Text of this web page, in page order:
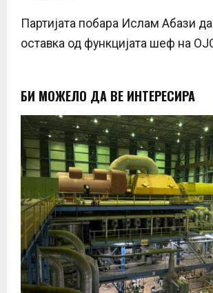
Партијата побара Ислам Абази
оставка од функцијата шеф на
БИ МОЖЕЛО ДА ВЕ ИНТЕРЕСИРА